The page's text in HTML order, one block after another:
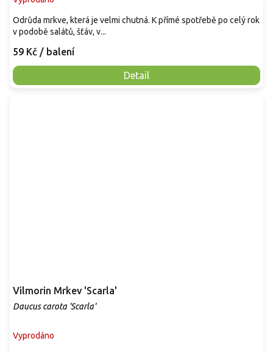
59 Kč / balení
Detail
Odrůda mrkve, která je velmi chutná. K přímé spotřebě po celý rok
v podobě salátů, šťáv, v...
Vilmorin Mrkev 'Scarla'
Daucus carota 'Scarla'
Vyprodáno